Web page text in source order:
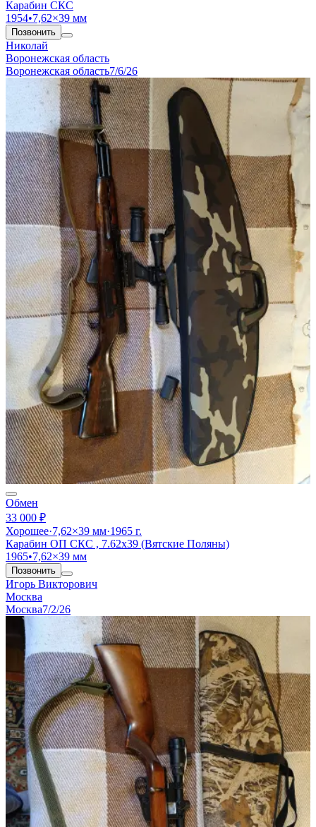
Карабин СКС
1954•7,62×39 мм
Позвонить
Николай
Воронежская область
Воронежская область7/6/26
Обмен
33 000 ₽
Хорошее·7,62×39 мм·1965 г.
Карабин ОП СКС , 7.62х39 (Вятские Поляны)
1965•7,62×39 мм
Позвонить
Игорь Викторович
Москва
Москва7/2/26